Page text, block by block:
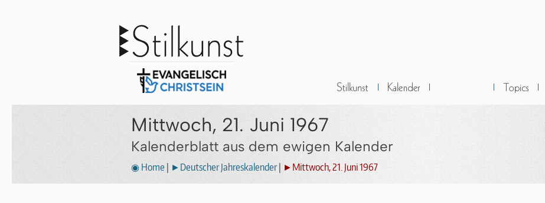
Mittwoch, 21. Juni 1967
Kalenderblatt aus dem ewigen Kalender
◉ Home ►Deutscher Jahreskalender| ►Mittwoch, 21. Juni 1967